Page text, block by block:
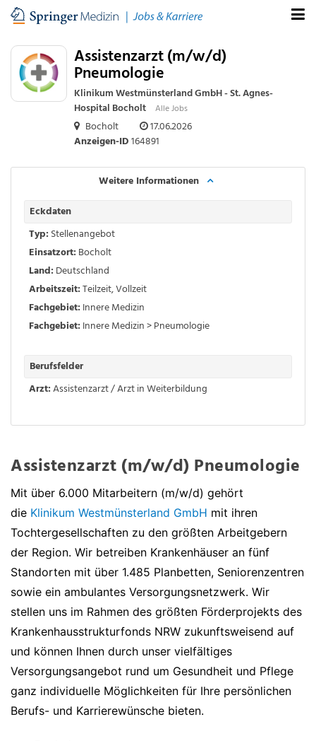
Assistenzarzt (m/w/d)
Pneumologie
Klinikum Westmünsterland GmbH - St. Agnes-
Hospital Bocholt
Alle Jobs
Bocholt
17.06.2026
Anzeigen-ID164891
Weitere Informationen
Eckdaten
Typ: Stellenangebot
Einsatzort: Bocholt
Land: Deutschland
Arbeitszeit:Teilzeit,Vollzeit
Fachgebiet: Innere Medizin
Fachgebiet: Innere Medizin > Pneumologie
Berufsfelder
Arzt:Assistenzarzt / Arzt in Weiterbildung
Assistenzarzt (m/w/d) Pneumologie
Mit über 6.000 Mitarbeitern (m/w/d) gehört
die Klinikum Westmünsterland GmbH mit ihren
Tochtergesellschaften zu den größten Arbeitgebern
der Region. Wir betreiben Krankenhäuser an fünf
Standorten mit über 1.485 Planbetten, Seniorenzentren
sowie ein ambulantes Versorgungsnetzwerk. Wir
stellen uns im Rahmen des größten Förderprojekts des
Krankenhausstrukturfonds NRW zukunftsweisend auf
und können Ihnen durch unser vielfältiges
Versorgungsangebot rund um Gesundheit und Pflege
ganz individuelle Möglichkeiten für Ihre persönlichen
Berufs- und Karrierewünsche bieten.